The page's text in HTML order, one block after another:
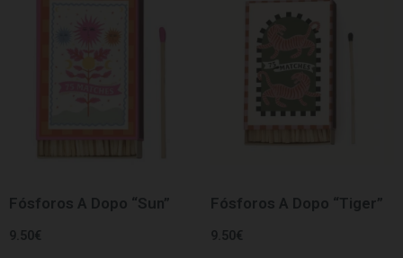
Fósforos A Dopo “Sun”
9.50€
Fósforos A Dopo “Tiger”
9.50€